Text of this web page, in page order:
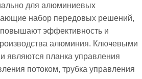
для алюминиевых
набор передовых решений,
повышают эффективность и
алюминия. Ключевыми
являются планка управления
потоком, трубка управления